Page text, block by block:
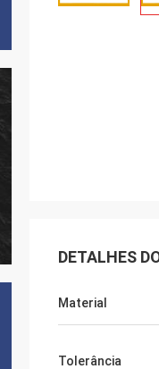
agora.
DETALHES
Material
Tolerância